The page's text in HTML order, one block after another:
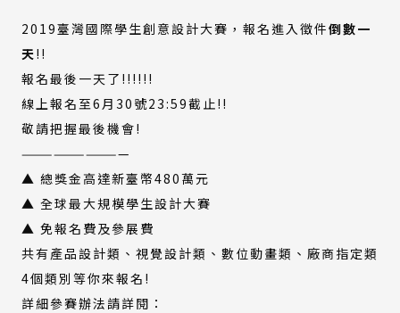
2019臺灣國際學生創意設計大賽，報名進入徵件倒數一
天!!
報名最後一天了!!!!!!
線上報名至6月30號23:59截止!!
敬請把握最後機會!
——————————
▲ 總獎金高達新臺幣480萬元
▲ 全球最大規模學生設計大賽
▲ 免報名費及參展費
共有產品設計類、視覺設計類、數位動畫類、廠商指定類
4個類別等你來報名!
詳細參賽辦法請詳閱：